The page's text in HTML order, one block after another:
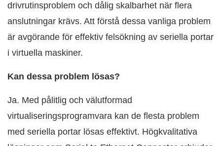
drivrutinsproblem och dålig skalbarhet när flera
anslutningar krävs. Att förstå dessa vanliga problem
är avgörande för effektiv felsökning av seriella portar
i virtuella maskiner.
Kan dessa problem lösas?
Ja. Med pålitlig och välutformad
virtualiseringsprogramvara kan de flesta problem
med seriella portar lösas effektivt. Högkvalitativa